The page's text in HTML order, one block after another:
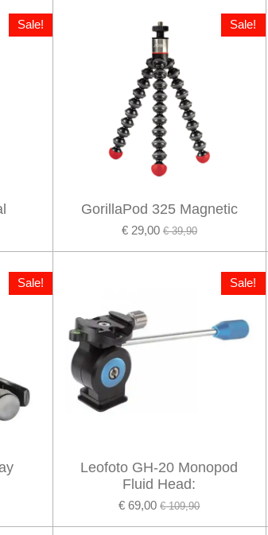
Sale! Sale!
GorillaPod 325 Magnetic
€ 29,00 € 39,90
Sale! Sale!
Leofoto GH-20 Monopod
Fluid Head:
€ 69,00 € 109,90